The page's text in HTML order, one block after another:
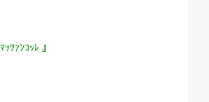
ﾏｯﾂｧﾝｺｯﾚ 』